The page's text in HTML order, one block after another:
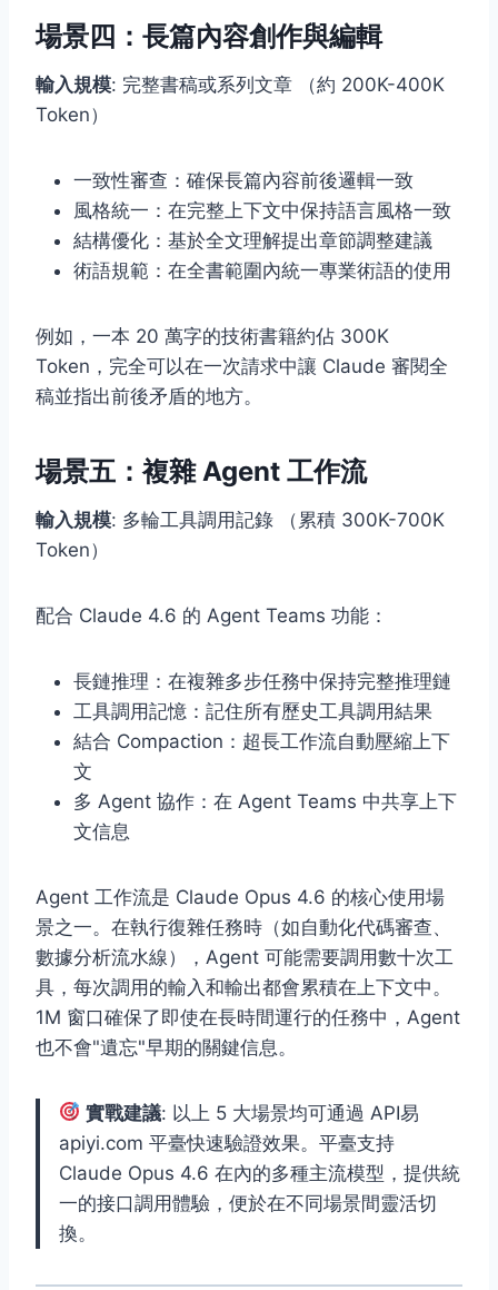
場景四：長篇內容創作與編輯
輸入規模: 完整書稿或系列文章 （約 200K-400K
Token）
一致性審查：確保長篇內容前後邏輯一致
風格統一：在完整上下文中保持語言風格一致
結構優化：基於全文理解提出章節調整建議
術語規範：在全書範圍內統一專業術語的使用
例如，一本 20 萬字的技術書籍約佔 300K
Token，完全可以在一次請求中讓 Claude 審閱全
稿並指出前後矛盾的地方。
場景五：複雜 Agent 工作流
輸入規模: 多輪工具調用記錄 （累積 300K-700K
Token）
配合 Claude 4.6 的 Agent Teams 功能：
長鏈推理：在複雜多步任務中保持完整推理鏈
工具調用記憶：記住所有歷史工具調用結果
結合 Compaction：超長工作流自動壓縮上下
文
多 Agent 協作：在 Agent Teams 中共享上下
文信息
Agent 工作流是 Claude Opus 4.6 的核心使用場
景之一。在執行復雜任務時（如自動化代碼審查、
數據分析流水線），Agent 可能需要調用數十次工
具，每次調用的輸入和輸出都會累積在上下文中。
1M 窗口確保了即使在長時間運行的任務中，Agent
也不會"遺忘"早期的關鍵信息。
實戰建議: 以上 5 大場景均可通過 API易
apiyi.com 平臺快速驗證效果。平臺支持
Claude Opus 4.6 在內的多種主流模型，提供統
一的接口調用體驗，便於在不同場景間靈活切
換。